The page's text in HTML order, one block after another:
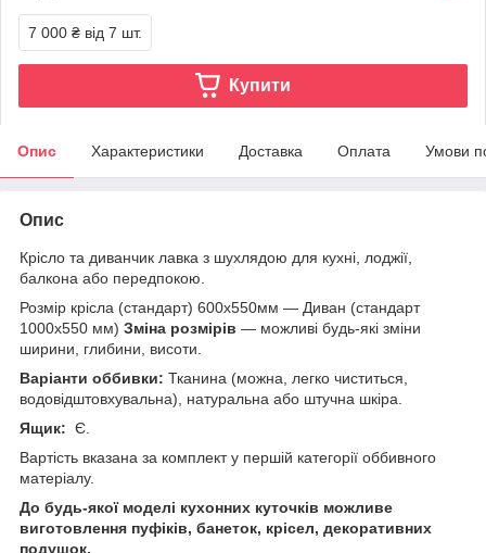
7 000 ₴ від 7 шт.
Купити
Опис Характеристики Доставка Оплата Умови
Опис
Крісло та диванчик лавка з шухлядою для кухні, лоджії,
балкона або передпокою.
Розмір крісла (стандарт) 600х550мм — Диван (стандарт
1000х550 мм) Зміна розмірів — можливі будь-які зміни
ширини, глибини, висоти.
Варіанти оббивки: Тканина (можна, легко чиститься,
водовідштовхувальна), натуральна або штучна шкіра.
Ящик: Є.
Вартість вказана за комплект у першій категорії оббивного
матеріалу.
До будь-якої моделі кухонних куточків можливе
виготовлення пуфіків, банеток, крісел, декоративних
подушок.